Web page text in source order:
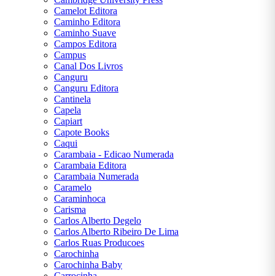
Camelot Editora
Caminho Editora
Caminho Suave
Campos Editora
Campus
Canal Dos Livros
Canguru
Canguru Editora
Cantinela
Capela
Capiart
Capote Books
Caqui
Carambaia - Edicao Numerada
Carambaia Editora
Carambaia Numerada
Caramelo
Caraminhoca
Carisma
Carlos Alberto Degelo
Carlos Alberto Ribeiro De Lima
Carlos Ruas Producoes
Carochinha
Carochinha Baby